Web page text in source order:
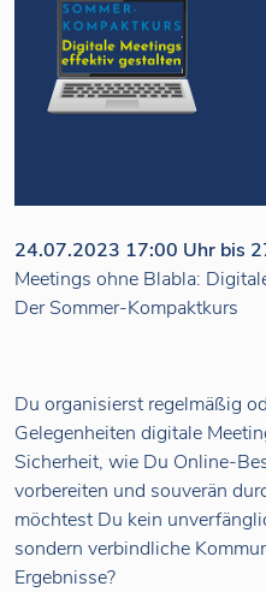
24.07.2023 17:00 Uhr bis
Meetings ohne Blabla:
Der Sommer-Kompaktkurs
Du organisierst regelmäßig
Gelegenheiten digitale
Sicherheit, wie Du Online-
vorbereiten und souverän
möchtest Du kein
sondern verbindliche
Ergebnisse?